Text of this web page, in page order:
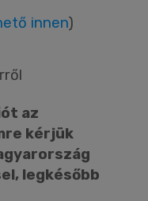
innen)
az
kérjük
legkésőbb